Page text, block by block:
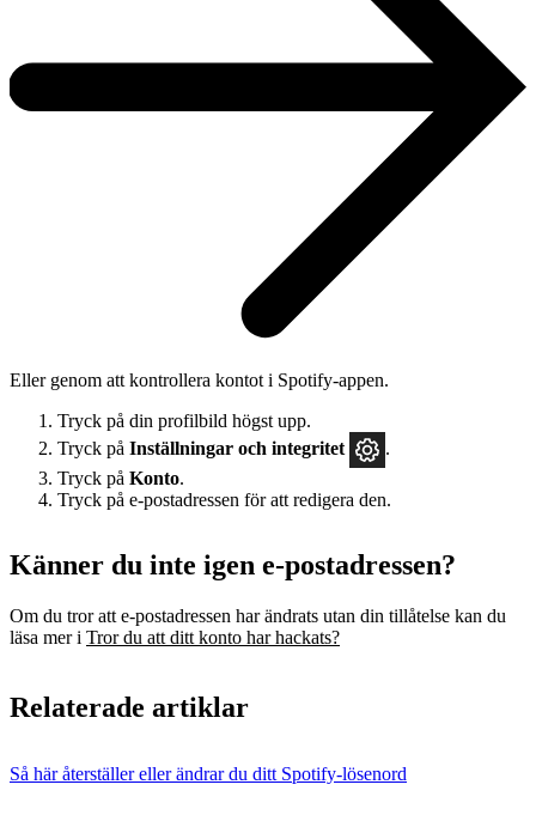
Eller genom att kontrollera kontot i Spotify-appen.
Tryck på din profilbild högst upp.
Tryck på Inställningar och integritet
.
Tryck på Konto.
Tryck på e-postadressen för att redigera den.
Känner du inte igen e-postadressen?
Om du tror att e-postadressen har ändrats utan din tillåtelse kan du
läsa mer i Tror du att ditt konto har hackats?
Relaterade artiklar
Så här återställer eller ändrar du ditt Spotify‑lösenord